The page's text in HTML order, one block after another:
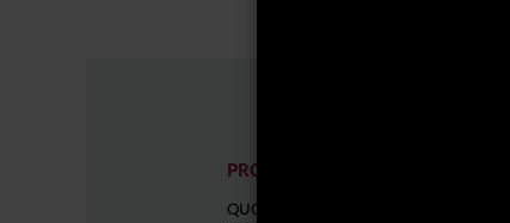
PRODOTTI
QUOTAZIONI E